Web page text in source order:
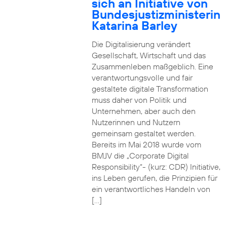
sich an Initiative von
Bundesjustizministerin
Katarina Barley
Die Digitalisierung verändert
Gesellschaft, Wirtschaft und das
Zusammenleben maßgeblich. Eine
verantwortungsvolle und fair
gestaltete digitale Transformation
muss daher von Politik und
Unternehmen, aber auch den
Nutzerinnen und Nutzern
gemeinsam gestaltet werden.
Bereits im Mai 2018 wurde vom
BMJV die „Corporate Digital
Responsibility“- (kurz: CDR) Initiative,
ins Leben gerufen, die Prinzipien für
ein verantwortliches Handeln von
[…]